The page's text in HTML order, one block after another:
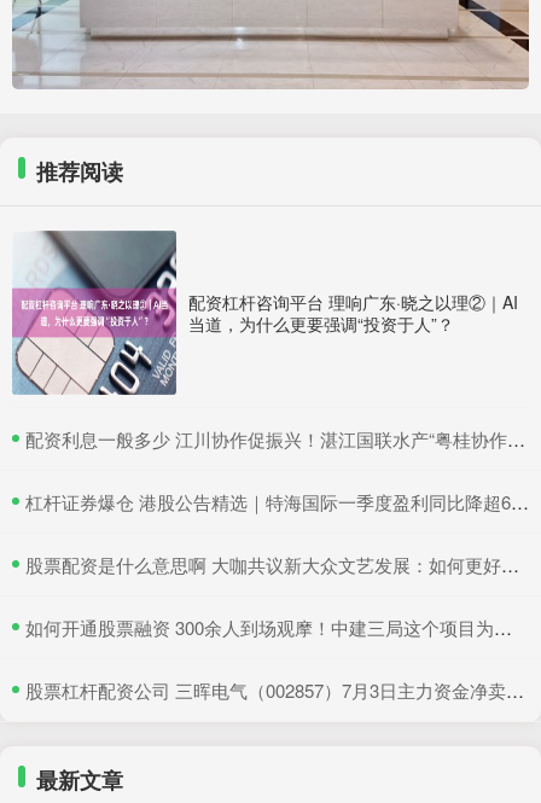
推荐阅读
配资杠杆咨询平台 理响广东·晓之以理②｜AI
当道，为什么更要强调“投资于人”？
​配资利息一般多少 江川协作促振兴！湛江国联水产“粤桂协作帮扶车间”在吴川揭牌
​杠杆证券爆仓 港股公告精选｜特海国际一季度盈利同比降超6成 三一国际首季营收超66亿元
​股票配资是什么意思啊 大咖共议新大众文艺发展：如何更好地与时代同频共振
​如何开通股票融资 300余人到场观摩！中建三局这个项目为安全生产示范
​股票杠杆配资公司 三晖电气（002857）7月3日主力资金净卖出820.19万元
最新文章